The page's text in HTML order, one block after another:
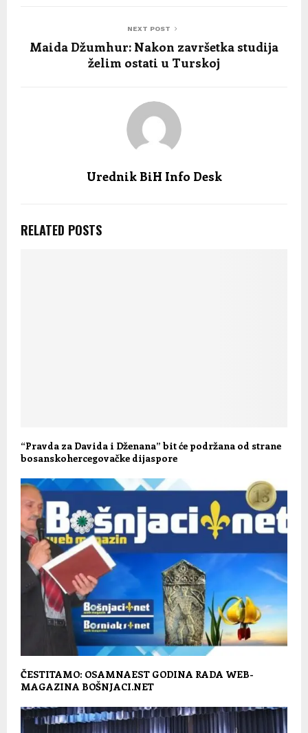
NEXT POST
Maida Džumhur: Nakon završetka studija
želim ostati u Turskoj
Urednik BiH Info Desk
RELATED POSTS
“Pravda za Davida i Dženana” bit će podržana od strane
bosanskohercegovačke dijaspore
ČESTITAMO: OSAMNAEST GODINA RADA WEB-
MAGAZINA BOŠNJACI.NET